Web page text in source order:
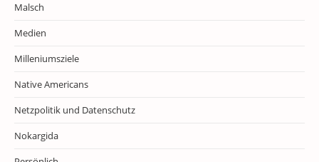
Malsch
Medien
Milleniumsziele
Native Americans
Netzpolitik und Datenschutz
Nokargida